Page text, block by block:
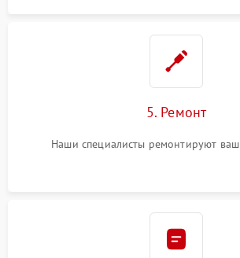
5. Ремонт
Наши специалисты ремонтируют ваш